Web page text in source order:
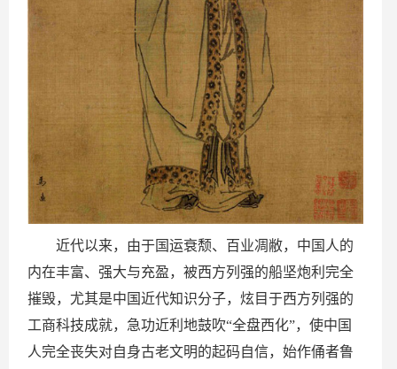
近代以来，由于国运衰颓、百业凋敝，中国人的
内在丰富、强大与充盈，被西方列强的船坚炮利完全
摧毁，尤其是中国近代知识分子，炫目于西方列强的
工商科技成就，急功近利地鼓吹“全盘西化”，使中国
人完全丧失对自身古老文明的起码自信，始作俑者鲁